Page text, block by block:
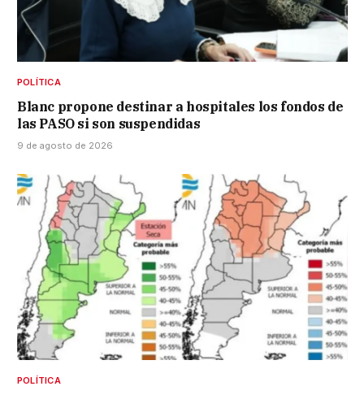
POLÍTICA
Blanc propone destinar a hospitales los fondos de
las PASO si son suspendidas
9 de agosto de 2026
POLÍTICA